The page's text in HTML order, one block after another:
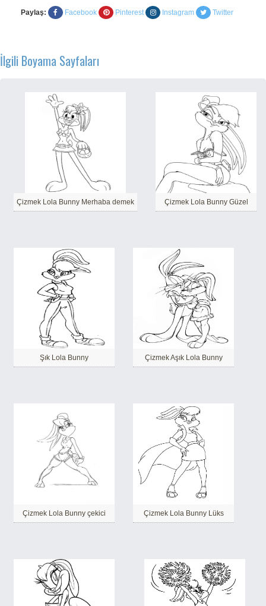
Paylaş: Facebook Pinterest Instagram Twitter
İlgili Boyama Sayfaları
Çizmek Lola Bunny Merhaba demek Çizmek Lola Bunny Güzel
Şık Lola Bunny Çizmek Aşık Lola Bunny
Çizmek Lola Bunny çekici Çizmek Lola Bunny Lüks